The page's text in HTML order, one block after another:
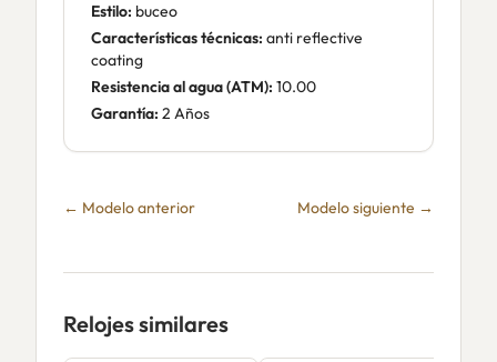
Estilo: buceo
Características técnicas: anti reflective
coating
Resistencia al agua (ATM): 10.00
Garantía: 2 Años
← Modelo anterior Modelo siguiente →
Relojes similares